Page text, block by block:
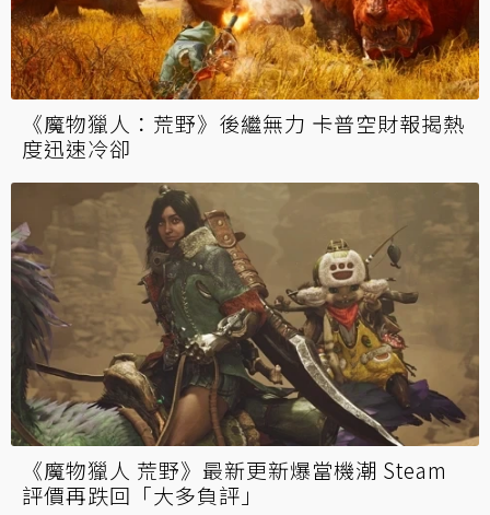
《魔物獵人：荒野》後繼無力 卡普空財報揭熱
度迅速冷卻
《魔物獵人 荒野》最新更新爆當機潮 Steam
評價再跌回「大多負評」